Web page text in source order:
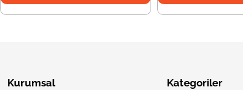
Kurumsal Kategoriler